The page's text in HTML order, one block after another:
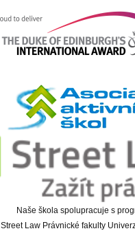
Naše škola spolupracuje s
Street Law Právnické fakulty